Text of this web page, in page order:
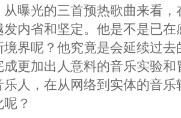
曝光的三首预热歌曲来看
内省和坚定。他是不是已在
界呢？他究竟是会延续过
更加出人意料的音乐实验
乐人，在从网络到实体的音
？